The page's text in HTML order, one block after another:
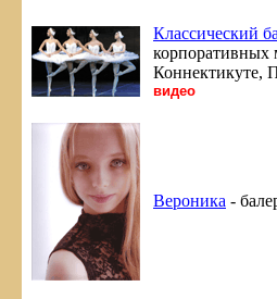
Классический
Коннектикуте,
видео
Вероника -